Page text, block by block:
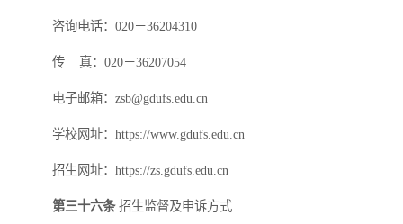
咨询电话： 020－36204310
传 真： 020－36207054
电子邮箱： zsb@gdufs.edu.cn
学校网址： https://www.gdufs.edu.cn
招生网址： https://zs.gdufs.edu.cn
第三十六条 招生监督及申诉方式